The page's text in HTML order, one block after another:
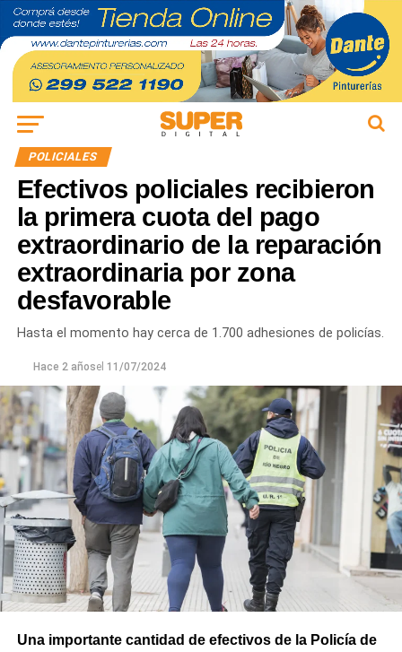
POLICIALES
Efectivos policiales recibieron
la primera cuota del pago
extraordinario de la reparación
extraordinaria por zona
desfavorable
Hasta el momento hay cerca de 1.700 adhesiones de policías.
Hace 2 añosel 11/07/2024
Una importante cantidad de efectivos de la Policía de